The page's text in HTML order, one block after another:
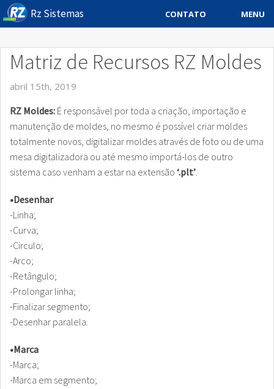
Rz Sistemas CONTATO MENU
Sistemas Especificos
Downloads
Contato Rz Sistemas
Buscar no Site
Matriz de Recursos RZ Moldes
abril 15th, 2019
RZ Moldes: É responsável por toda a criação, importação e
manutenção de moldes, no mesmo é possível criar moldes
totalmente novos, digitalizar moldes através de foto ou de uma
mesa digitalizadora ou até mesmo importá-los de outro
sistema caso venham a estar na extensão ‘.plt’.
•Desenhar
-Linha;
-Curva;
-Circulo;
-Arco;
-Retângulo;
-Prolongar linha;
-Finalizar segmento;
-Desenhar paralela.
•Marca
-Marca;
-Marca em segmento;